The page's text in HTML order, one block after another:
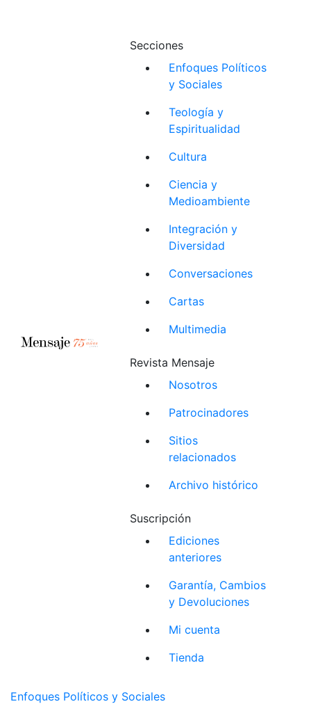
Secciones
Enfoques Políticos
y Sociales
Teología y
Espiritualidad
Cultura
Ciencia y
Medioambiente
Integración y
Diversidad
Conversaciones
Cartas
Multimedia
Revista Mensaje
Nosotros
Patrocinadores
Sitios
relacionados
Archivo histórico
Suscripción
Ediciones
anteriores
Garantía, Cambios
y Devoluciones
Mi cuenta
Tienda
Enfoques Políticos y Sociales